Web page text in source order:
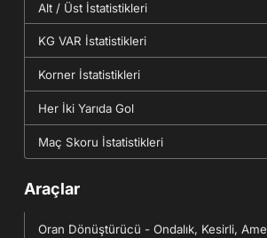
Alt / Üst İstatistikleri
KG VAR İstatistikleri
Korner İstatistikleri
Her İki Yarıda Gol
Maç Skoru İstatistikleri
Araçlar
Oran Dönüştürücü - Ondalık, Kesirli,